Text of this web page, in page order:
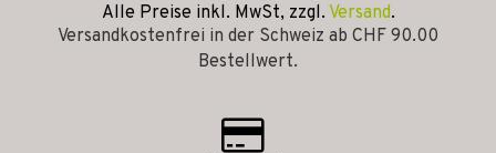
Alle Preise inkl. MwSt, zzgl. Versand.
Versandkostenfrei in der Schweiz ab CHF 90.00
Bestellwert.